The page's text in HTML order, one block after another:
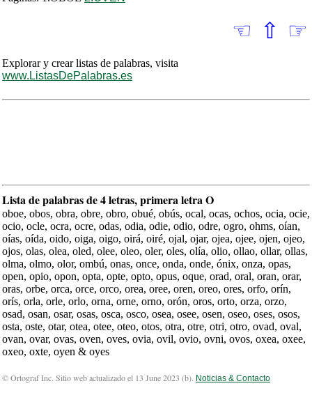
☜ ⇧ ☞
Explorar y crear listas de palabras, visita
www.ListasDePalabras.es
Lista de palabras de 4 letras, primera letra O
oboe, obos, obra, obre, obro, obué, obús, ocal, ocas, ochos, ocia, ocie,
ocio, ocle, ocra, ocre, odas, odia, odie, odio, odre, ogro, ohms, oían,
oías, oída, oido, oiga, oigo, oirá, oiré, ojal, ojar, ojea, ojee, ojen, ojeo,
ojos, olas, olea, oled, olee, oleo, oler, oles, olía, olio, ollao, ollar, ollas,
olma, olmo, olor, ombú, onas, once, onda, onde, ónix, onza, opas,
open, opio, opon, opta, opte, opto, opus, oque, orad, oral, oran, orar,
oras, orbe, orca, orce, orco, orea, oree, oren, oreo, ores, orfo, orín,
orís, orla, orle, orlo, orna, orne, orno, orón, oros, orto, orza, orzo,
osad, osan, osar, osas, osca, osco, osea, osee, osen, oseo, oses, osos,
osta, oste, otar, otea, otee, oteo, otos, otra, otre, otri, otro, ovad, oval,
ovan, ovar, ovas, oven, oves, ovia, ovil, ovio, ovni, ovos, oxea, oxee,
oxeo, oxte, oyen & oyes
© Ortograf Inc. Sitio web actualizado el 13 June 2023 (b). Noticias & Contacto